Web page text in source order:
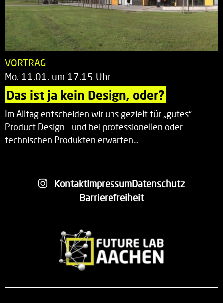
VORTRAG
Mo. 11.01. um 17.15 Uhr
Das ist ja kein Design, oder?
Im Alltag entscheiden wir uns gezielt für „gutes“
Product Design – und bei professionellen oder
technischen Produkten erwarten…
KontaktImpressumDatenschutz
Barrierefreiheit